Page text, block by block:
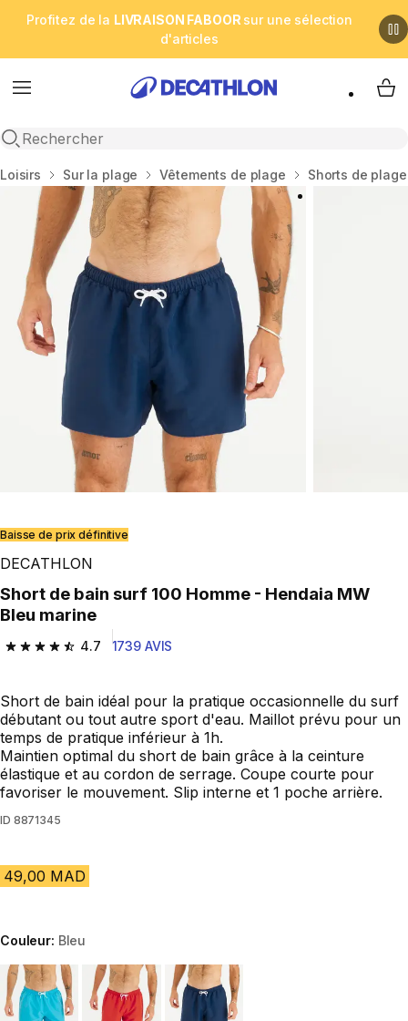
Profitez de la LIVRAISON FABOOR sur une sélection
d'articles
Menu
Open search
My
Accueil
Loisirs Sur la plage Vêtements de plage Shorts de plage
Baisse de prix définitive
DECATHLON
Short de bain surf 100 Homme - Hendaia MW
Bleu marine
4.7
4.7 out of 5 stars from 1739 reviews
1739 AVIS
Short de bain idéal pour la pratique occasionnelle du surf
débutant ou tout autre sport d'eau. Maillot prévu pour un
temps de pratique inférieur à 1h.
Maintien optimal du short de bain grâce à la ceinture
élastique et au cordon de serrage. Coupe courte pour
favoriser le mouvement. Slip interne et 1 poche arrière.
ID 8871345
49,00 MAD
Couleur: Bleu
Choose a variant